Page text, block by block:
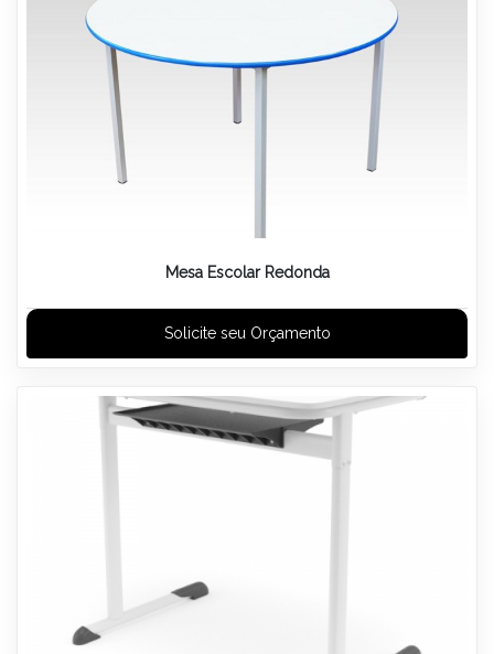
Mesa Escolar Redonda
Solicite seu Orçamento